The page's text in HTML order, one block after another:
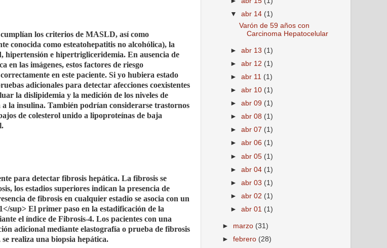
los criterios de MASLD, así como
conocida como esteatohepatitis no alcohólica), la
hipertensión e hipertrigliceridemia. En ausencia de
en las imágenes, estos factores de riesgo
en este paciente. Si yo hubiera estado
adicionales para detectar afecciones coexistentes
la dislipidemia y la medición de los niveles de
la insulina. También podrían considerarse trastornos
de colesterol unido a lipoproteínas de baja
para detectar fibrosis hepática. La fibrosis se
los estadios superiores indican la presencia de
de fibrosis en cualquier estadio se asocia con un
sup> El primer paso en la estadificación de la
el índice de Fibrosis-4. Los pacientes con una
adicional mediante elastografía o prueba de fibrosis
realiza una biopsia hepática.
▼abr 14 (1)
Varón de 59 años con
Carcinoma Hepatocelular
►abr 13 (1)
►abr 12 (1)
►abr 11 (1)
►abr 10 (1)
►abr 09 (1)
►abr 08 (1)
►abr 07 (1)
►abr 06 (1)
►abr 05 (1)
►abr 04 (1)
►abr 03 (1)
►abr 02 (1)
►abr 01 (1)
► marzo (31)
►febrero (28)